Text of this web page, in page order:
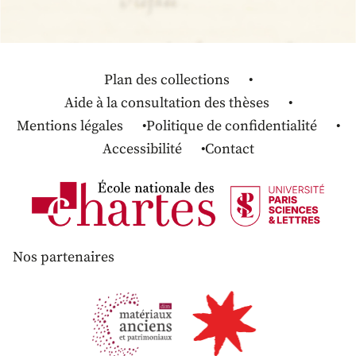
Plan des collections
Aide à la consultation des thèses
Mentions légales
Politique de confidentialité
Accessibilité
Contact
Nos partenaires